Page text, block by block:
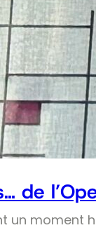
de
un moment